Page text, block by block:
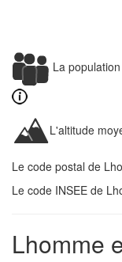
La
L'altitude
Le code postal de
Le code INSEE de
Lhomme